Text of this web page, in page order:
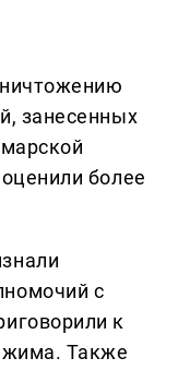
занесенных
более
с
к
Также